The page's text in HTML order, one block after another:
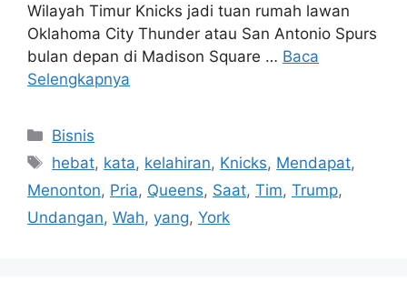
Wilayah Timur Knicks jadi tuan rumah lawan
Oklahoma City Thunder atau San Antonio Spurs
bulan depan di Madison Square … Baca
Selengkapnya
Kategori
Bisnis
Tag
hebat, kata, kelahiran, Knicks, Mendapat,
Menonton, Pria, Queens, Saat, Tim, Trump,
Undangan, Wah, yang, York